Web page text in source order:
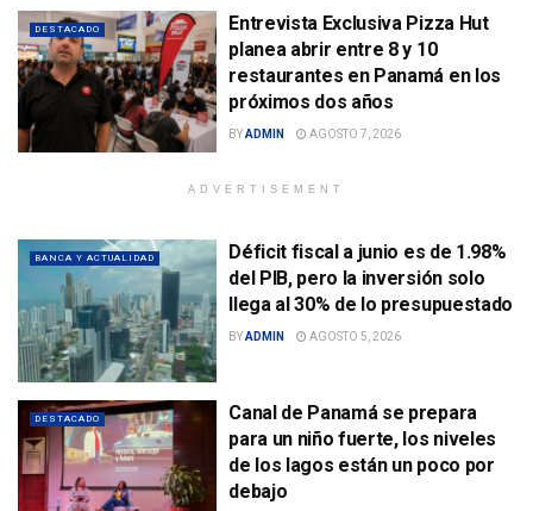
DESTACADO
Entrevista Exclusiva Pizza Hut
planea abrir entre 8 y 10
restaurantes en Panamá en los
próximos dos años
BYADMIN AGOSTO 7, 2026
ADVERTISEMENT
BANCA Y ACTUALIDAD
Déficit fiscal a junio es de 1.98%
del PIB, pero la inversión solo
llega al 30% de lo presupuestado
BYADMIN AGOSTO 5, 2026
DESTACADO
Canal de Panamá se prepara
para un niño fuerte, los niveles
de los lagos están un poco por
debajo